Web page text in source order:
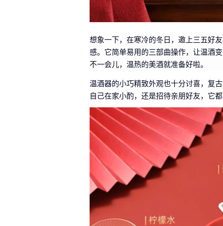
想象一下，在寒冷的冬日，邀上三五好
感。它简单易用的三部曲操作，让温酒
不一会儿，温热的美酒就准备好啦。
温酒器的小巧精致外观也十分讨喜，复
自己在家小酌，还是招待亲朋好友，它都